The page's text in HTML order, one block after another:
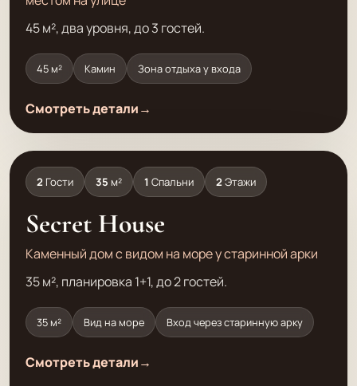
45 м², два уровня, до 3 гостей.
45 м² Камин Зона отдыха у входа
Смотреть детали→
2 Гости 35 м² 1 Спальни 2Этажи
Secret House
Каменный дом с видом на море у старинной арки
35 м², планировка 1+1, до 2 гостей.
35 м² Вид на море Вход через старинную арку
Смотреть детали→